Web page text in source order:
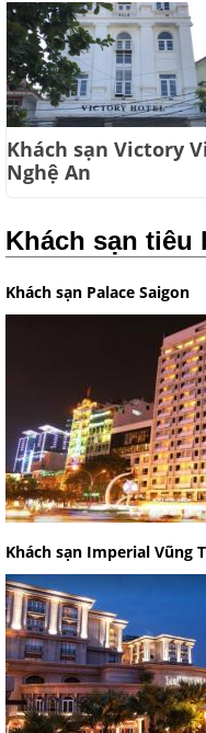
Khách sạn Victory
Nghệ An
Khách sạn tiêu
Khách sạn Palace Saigon
Khách sạn Imperial Vũng